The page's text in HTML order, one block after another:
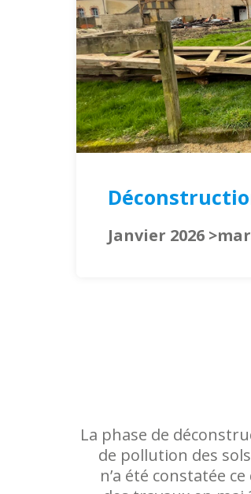
Janvier 2026
La phase de
de pollution des
n’a été constatée